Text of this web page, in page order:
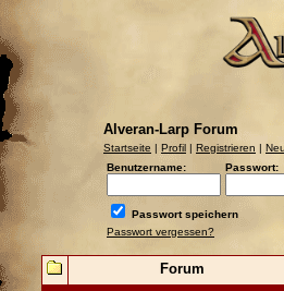
Alveran-Larp Forum
Startseite | Profil | Registrieren |
Benutzername:
Passwort:
Passwort speichern
Passwort vergessen?
Forum